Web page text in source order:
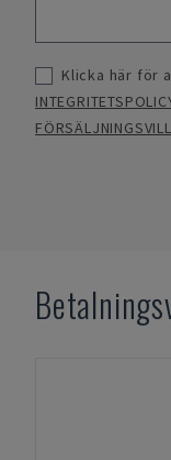
Klicka här för